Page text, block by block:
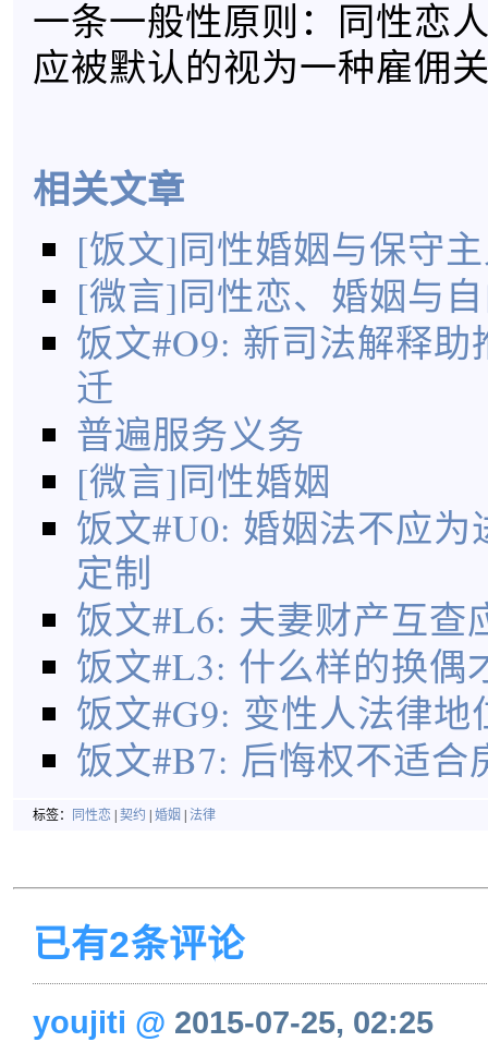
一条一般性原则：同性恋
应被默认的视为一种雇佣
相关文章
[饭文]同性婚姻与保守
[微言]同性恋、婚姻与
饭文#O9: 新司法解释助
迁
普遍服务义务
[微言]同性婚姻
饭文#U0: 婚姻法不应为
定制
饭文#L6: 夫妻财产互查
饭文#L3: 什么样的换偶
饭文#G9: 变性人法律地
饭文#B7: 后悔权不适合
标签： 同性恋 契约 婚姻 法律
已有2条评论
youjiti @ 2015-07-25, 02:25